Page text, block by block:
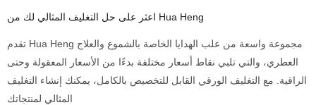
اعثر على حل التغليف المثالي لك من Hua Heng
تقدم Hua Heng مجموعة واسعة من علب الهدايا الخاصة بالشموع والعلاج
العطري، والتي تلبي نقاط أسعار مختلفة بدءًا من الأسعار المعقولة وحتى
الراقية. مع التغليف الورقي القابل للتخصيص بالكامل، يمكنك إنشاء التغليف
المثالي لمنتجاتك